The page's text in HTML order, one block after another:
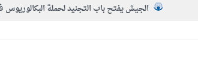
الجيش يفتح باب التجنيد لحملة البكالوريوس